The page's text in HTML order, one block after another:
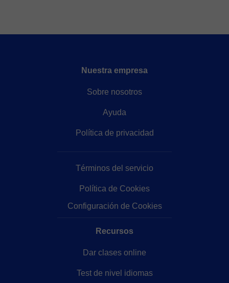
Nuestra empresa
Sobre nosotros
Ayuda
Política de privacidad
Términos del servicio
Política de Cookies
Configuración de Cookies
Recursos
Dar clases online
Test de nivel idiomas